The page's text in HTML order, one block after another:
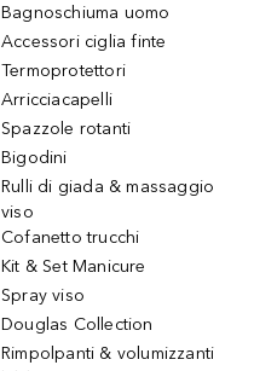
Bagnoschiuma uomo
Accessori ciglia finte
Termoprotettori
Arricciacapelli
Spazzole rotanti
Bigodini
Rulli di giada & massaggio
viso
Cofanetto trucchi
Kit & Set Manicure
Spray viso
Douglas Collection
Rimpolpanti & volumizzanti